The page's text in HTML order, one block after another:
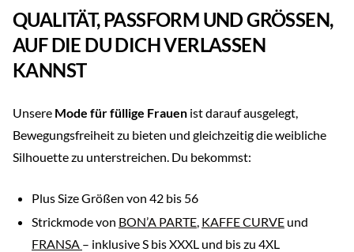
QUALITÄT, PASSFORM UND GRÖSSEN,
AUF DIE DU DICH VERLASSEN
KANNST
Unsere Mode für füllige Frauen ist darauf ausgelegt,
Bewegungsfreiheit zu bieten und gleichzeitig die weibliche
Silhouette zu unterstreichen. Du bekommst:
Plus Size Größen von 42 bis 56
Strickmode von BON’A PARTE, KAFFE CURVE und
FRANSA – inklusive S bis XXXL und bis zu 4XL